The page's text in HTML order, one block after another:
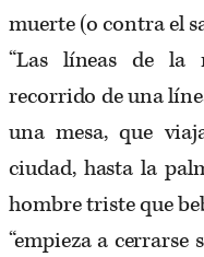
muerte (o contra el
“Las líneas de la
recorrido de una
una mesa, que
ciudad, hasta la
hombre triste que
“empieza a cerrarse